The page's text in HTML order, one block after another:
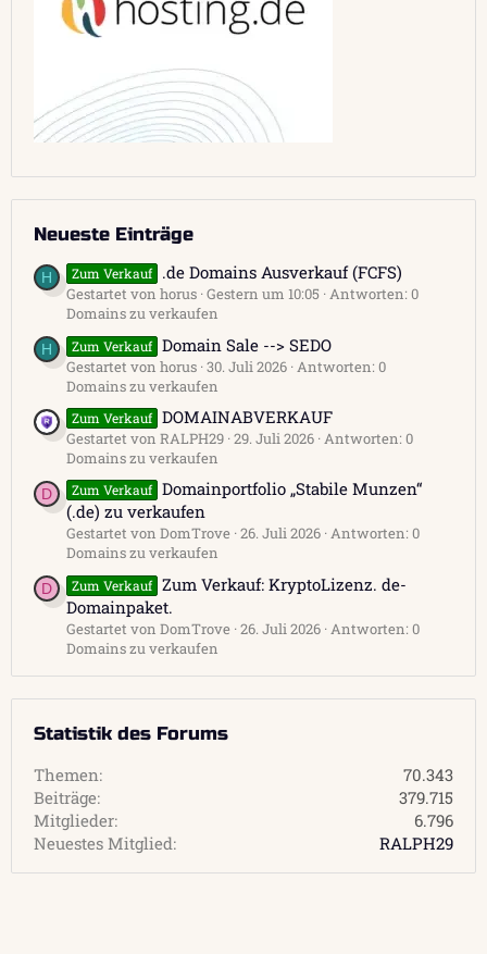
Neueste Einträge
H Zum Verkauf .de Domains Ausverkauf (FCFS)
Gestartet von horus Gestern um 10:05 Antworten: 0
Domains zu verkaufen
H Zum Verkauf Domain Sale --> SEDO
Gestartet von horus 30. Juli 2026 Antworten: 0
Domains zu verkaufen
Zum Verkauf DOMAINABVERKAUF
Gestartet von RALPH29 29. Juli 2026 Antworten: 0
Domains zu verkaufen
D Zum Verkauf Domainportfolio „Stabile Munzen“
(.de) zu verkaufen
Gestartet von DomTrove 26. Juli 2026 Antworten: 0
Domains zu verkaufen
D Zum Verkauf Zum Verkauf: KryptoLizenz. de-
Domainpaket.
Gestartet von DomTrove 26. Juli 2026 Antworten: 0
Domains zu verkaufen
Statistik des Forums
Themen
70.343
Beiträge
379.715
Mitglieder
6.796
Neuestes Mitglied
RALPH29